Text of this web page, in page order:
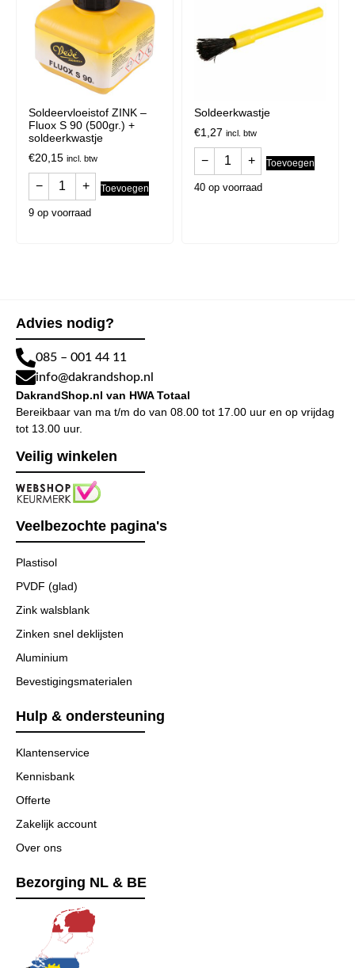
Soldeervloeistof ZINK –
Fluox S 90 (500gr.) +
soldeerkwastje
€20,15 incl. btw
− + Toevoegen
9 op voorraad
Soldeerkwastje
€1,27 incl. btw
− + Toevoegen
40 op voorraad
Advies nodig?
085 – 001 44 11
info@dakrandshop.nl
DakrandShop.nl van HWA Totaal
Bereikbaar van ma t/m do van 08.00 tot 17.00 uur en op vrijdag
tot 13.00 uur.
Veilig winkelen
Veelbezochte pagina's
Plastisol
PVDF (glad)
Zink walsblank
Zinken snel deklijsten
Aluminium
Bevestigingsmaterialen
Hulp & ondersteuning
Klantenservice
Kennisbank
Offerte
Zakelijk account
Over ons
Bezorging NL & BE